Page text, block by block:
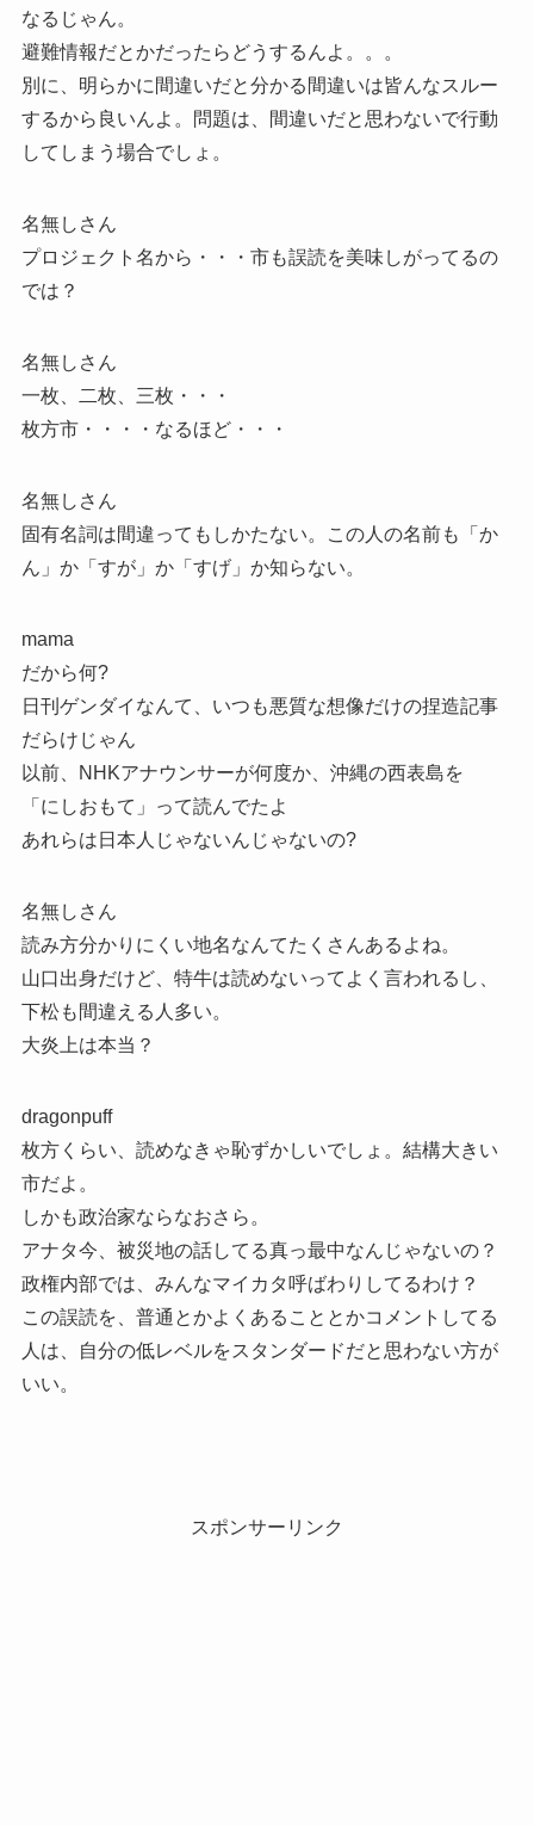
なるじゃん。
避難情報だとかだったらどうするんよ。。。
別に、明らかに間違いだと分かる間違いは皆んなスルー
するから良いんよ。問題は、間違いだと思わないで行動
してしまう場合でしょ。
名無しさん
プロジェクト名から・・・市も誤読を美味しがってるの
では？
名無しさん
一枚、二枚、三枚・・・
枚方市・・・・なるほど・・・
名無しさん
固有名詞は間違ってもしかたない。この人の名前も「か
ん」か「すが」か「すげ」か知らない。
mama
だから何?
日刊ゲンダイなんて、いつも悪質な想像だけの捏造記事
だらけじゃん
以前、NHKアナウンサーが何度か、沖縄の西表島を
「にしおもて」って読んでたよ
あれらは日本人じゃないんじゃないの?
名無しさん
読み方分かりにくい地名なんてたくさんあるよね。
山口出身だけど、特牛は読めないってよく言われるし、
下松も間違える人多い。
大炎上は本当？
dragonpuff
枚方くらい、読めなきゃ恥ずかしいでしょ。結構大きい
市だよ。
しかも政治家ならなおさら。
アナタ今、被災地の話してる真っ最中なんじゃないの？
政権内部では、みんなマイカタ呼ばわりしてるわけ？
この誤読を、普通とかよくあることとかコメントしてる
人は、自分の低レベルをスタンダードだと思わない方が
いい。
スポンサーリンク